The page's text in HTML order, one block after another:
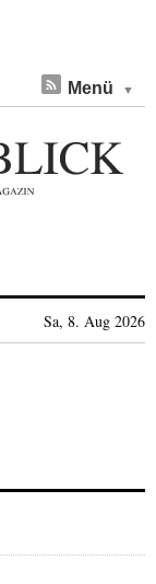
Menü
Sa, 8. Aug 2026